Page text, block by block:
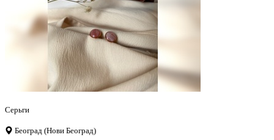
Серьги
Београд (Нови Београд)